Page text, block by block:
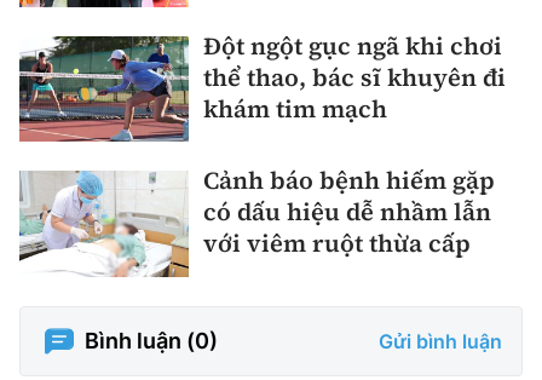
Đột ngột gục ngã khi chơi
thể thao, bác sĩ khuyên đi
khám tim mạch
Cảnh báo bệnh hiếm gặp
có dấu hiệu dễ nhầm lẫn
với viêm ruột thừa cấp
Bình luận (0) Gửi bình luận